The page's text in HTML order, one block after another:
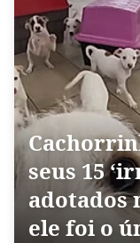
seus 15
adotados
ele foi o